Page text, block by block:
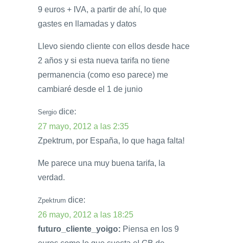
9 euros + IVA, a partir de ahí, lo que
gastes en llamadas y datos
Llevo siendo cliente con ellos desde hace
2 años y si esta nueva tarifa no tiene
permanencia (como eso parece) me
cambiaré desde el 1 de junio
Sergio dice:
27 mayo, 2012 a las 2:35
Zpektrum, por España, lo que haga falta!
Me parece una muy buena tarifa, la
verdad.
Zpektrum dice:
26 mayo, 2012 a las 18:25
futuro_cliente_yoigo: Piensa en los 9